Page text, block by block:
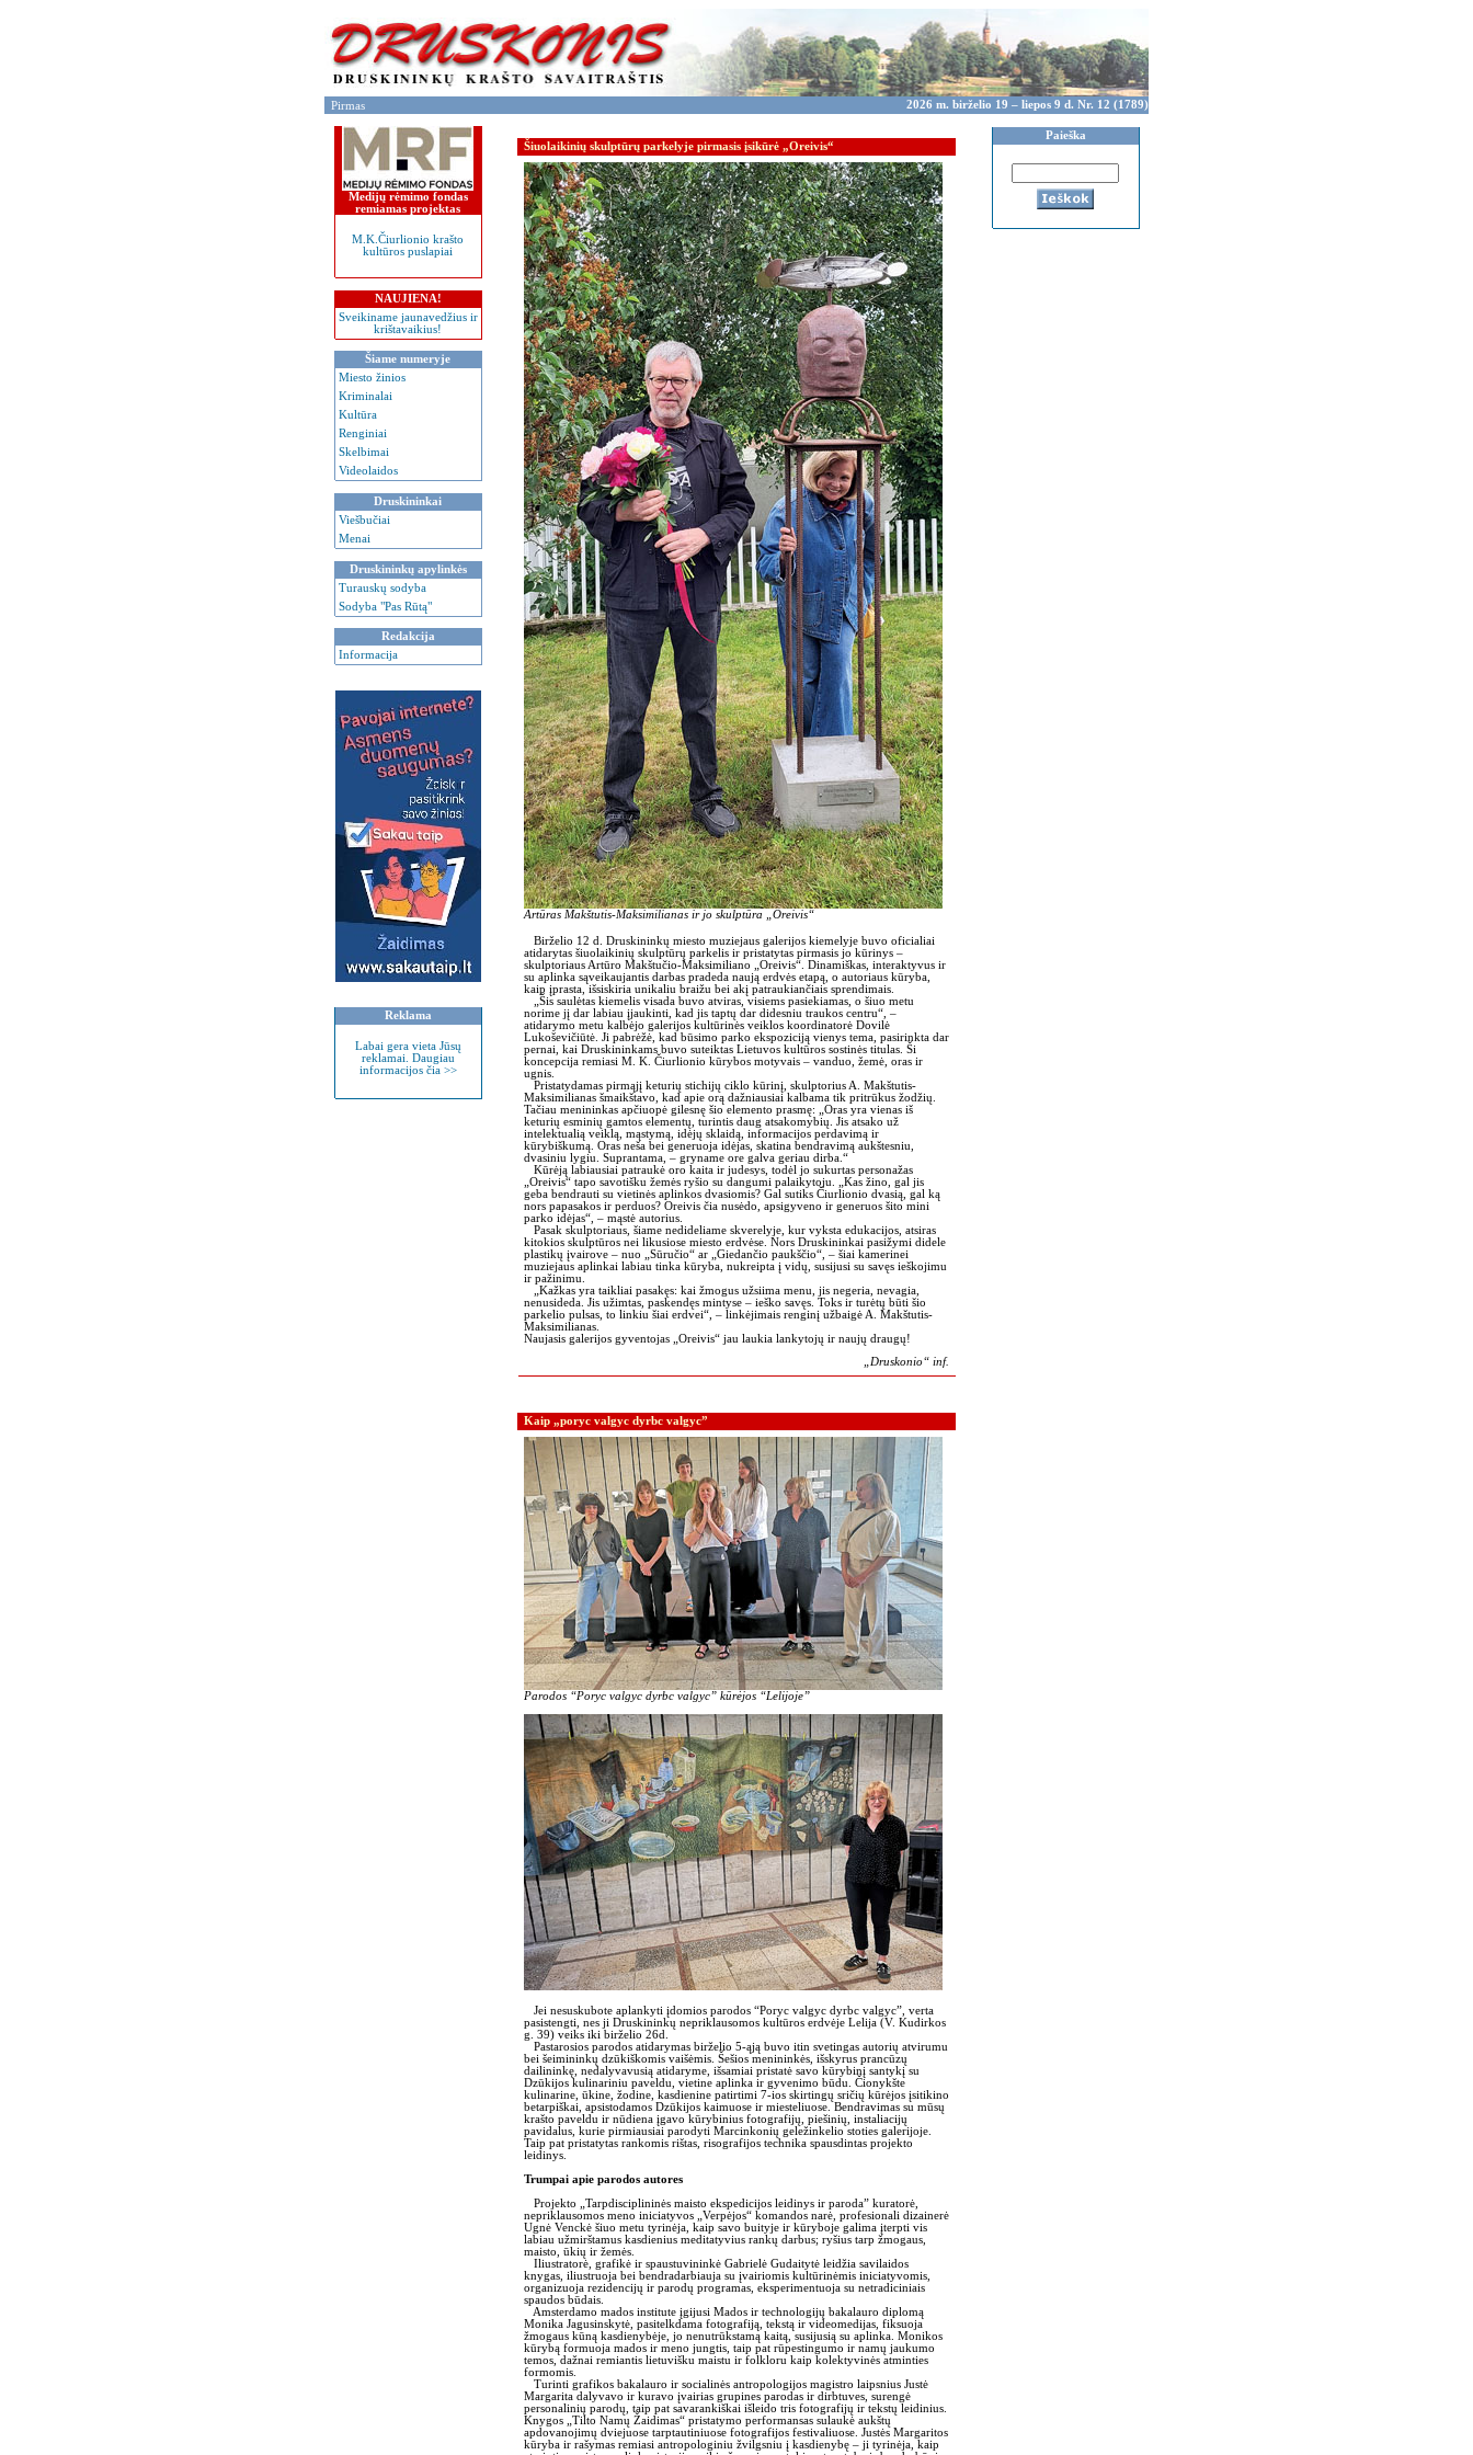
Pirmas 2026 m. birželio 19 – liepos 9 d. Nr. 12 (1789)
Medijų rėmimo fondas
remiamas projektas
M.K.Čiurlionio krašto
kultūros puslapiai
NAUJIENA!
Sveikiname jaunavedžius ir
krištavaikius!
Šiame numeryje
Miesto žinios
Kriminalai
Kultūra
Renginiai
Skelbimai
Videolaidos
Druskininkai
Viešbučiai
Menai
Druskininkų apylinkės
Turauskų sodyba
Sodyba "Pas Rūtą"
Redakcija
Informacija
Reklama
Labai gera vieta Jūsų
reklamai. Daugiau
informacijos čia >>
Šiuolaikinių skulptūrų parkelyje pirmasis įsikūrė „Oreivis“
Artūras Makštutis-Maksimilianas ir jo skulptūra „Oreivis“
Birželio 12 d. Druskininkų miesto muziejaus galerijos kiemelyje buvo oficialiai
atidarytas šiuolaikinių skulptūrų parkelis ir pristatytas pirmasis jo kūrinys –
skulptoriaus Artūro Makštučio-Maksimiliano „Oreivis“. Dinamiškas, interaktyvus ir
su aplinka sąveikaujantis darbas pradeda naują erdvės etapą, o autoriaus kūryba,
kaip įprasta, išsiskiria unikaliu braižu bei akį patraukiančiais sprendimais.
„Šis saulėtas kiemelis visada buvo atviras, visiems pasiekiamas, o šiuo metu
norime jį dar labiau įjaukinti, kad jis taptų dar didesniu traukos centru“, –
atidarymo metu kalbėjo galerijos kultūrinės veiklos koordinatorė Dovilė
Lukoševičiūtė. Ji pabrėžė, kad būsimo parko ekspoziciją vienys tema, pasirinkta dar
pernai, kai Druskininkams buvo suteiktas Lietuvos kultūros sostinės titulas. Ši
koncepcija remiasi M. K. Čiurlionio kūrybos motyvais – vanduo, žemė, oras ir
ugnis.
Pristatydamas pirmąjį keturių stichijų ciklo kūrinį, skulptorius A. Makštutis-
Maksimilianas šmaikštavo, kad apie orą dažniausiai kalbama tik pritrūkus žodžių.
Tačiau menininkas apčiuopė gilesnę šio elemento prasmę: „Oras yra vienas iš
keturių esminių gamtos elementų, turintis daug atsakomybių. Jis atsako už
intelektualią veiklą, mąstymą, idėjų sklaidą, informacijos perdavimą ir
kūrybiškumą. Oras neša bei generuoja idėjas, skatina bendravimą aukštesniu,
dvasiniu lygiu. Suprantama, – gryname ore galva geriau dirba.“
Kūrėją labiausiai patraukė oro kaita ir judesys, todėl jo sukurtas personažas
„Oreivis“ tapo savotišku žemės ryšio su dangumi palaikytoju. „Kas žino, gal jis
geba bendrauti su vietinės aplinkos dvasiomis? Gal sutiks Čiurlionio dvasią, gal ką
nors papasakos ir perduos? Oreivis čia nusėdo, apsigyveno ir generuos šito mini
parko idėjas“, – mąstė autorius.
Pasak skulptoriaus, šiame nedideliame skverelyje, kur vyksta edukacijos, atsiras
kitokios skulptūros nei likusiose miesto erdvėse. Nors Druskininkai pasižymi didele
plastikų įvairove – nuo „Sūručio“ ar „Giedančio paukščio“, – šiai kamerinei
muziejaus aplinkai labiau tinka kūryba, nukreipta į vidų, susijusi su savęs ieškojimu
ir pažinimu.
„Kažkas yra taikliai pasakęs: kai žmogus užsiima menu, jis negeria, nevagia,
nenusideda. Jis užimtas, paskendęs mintyse – ieško savęs. Toks ir turėtų būti šio
parkelio pulsas, to linkiu šiai erdvei“, – linkėjimais renginį užbaigė A. Makštutis-
Maksimilianas.
Naujasis galerijos gyventojas „Oreivis“ jau laukia lankytojų ir naujų draugų!
„Druskonio“ inf.
Kaip „poryc valgyc dyrbc valgyc”
Parodos “Poryc valgyc dyrbc valgyc” kūrėjos “Lelijoje”
Jei nesuskubote aplankyti įdomios parodos “Poryc valgyc dyrbc valgyc”, verta
pasistengti, nes ji Druskininkų nepriklausomos kultūros erdvėje Lelija (V. Kudirkos
g. 39) veiks iki birželio 26d.
Pastarosios parodos atidarymas birželio 5-ąją buvo itin svetingas autorių atvirumu
bei šeimininkų dzūkiškomis vaišėmis. Šešios menininkės, išskyrus prancūzų
dailininkę, nedalyvavusią atidaryme, išsamiai pristatė savo kūrybinį santykį su
Dzūkijos kulinariniu paveldu, vietine aplinka ir gyvenimo būdu. Čionykšte
kulinarine, ūkine, žodine, kasdienine patirtimi 7-ios skirtingų sričių kūrėjos įsitikino
betarpiškai, apsistodamos Dzūkijos kaimuose ir miesteliuose. Bendravimas su mūsų
krašto paveldu ir nūdiena įgavo kūrybinius fotografijų, piešinių, instaliacijų
pavidalus, kurie pirmiausiai parodyti Marcinkonių geležinkelio stoties galerijoje.
Taip pat pristatytas rankomis rištas, risografijos technika spausdintas projekto
leidinys.
Trumpai apie parodos autores
Projekto „Tarpdisciplininės maisto ekspedicijos leidinys ir paroda” kuratorė,
nepriklausomos meno iniciatyvos „Verpėjos“ komandos narė, profesionali dizainerė
Ugnė Venckė šiuo metu tyrinėja, kaip savo buityje ir kūryboje galima įterpti vis
labiau užmirštamus kasdienius meditatyvius rankų darbus; ryšius tarp žmogaus,
maisto, ūkių ir žemės.
Iliustratorė, grafikė ir spaustuvininkė Gabrielė Gudaitytė leidžia savilaidos
knygas, iliustruoja bei bendradarbiauja su įvairiomis kultūrinėmis iniciatyvomis,
organizuoja rezidencijų ir parodų programas, eksperimentuoja su netradiciniais
spaudos būdais.
Amsterdamo mados institute įgijusi Mados ir technologijų bakalauro diplomą
Monika Jagusinskytė, pasitelkdama fotografiją, tekstą ir videomedijas, fiksuoja
žmogaus kūną kasdienybėje, jo nenutrūkstamą kaitą, susijusią su aplinka. Monikos
kūrybą formuoja mados ir meno jungtis, taip pat rūpestingumo ir namų jaukumo
temos, dažnai remiantis lietuvišku maistu ir folkloru kaip kolektyvinės atminties
formomis.
Turinti grafikos bakalauro ir socialinės antropologijos magistro laipsnius Justė
Margarita dalyvavo ir kuravo įvairias grupines parodas ir dirbtuves, surengė
personalinių parodų, taip pat savarankiškai išleido tris fotografijų ir tekstų leidinius.
Knygos „Tilto Namų Žaidimas“ pristatymo performansas sulaukė aukštų
apdovanojimų dviejuose tarptautiniuose fotografijos festivaliuose. Justės Margaritos
kūryba ir rašymas remiasi antropologiniu žvilgsniu į kasdienybę – ji tyrinėja, kaip
Paieška